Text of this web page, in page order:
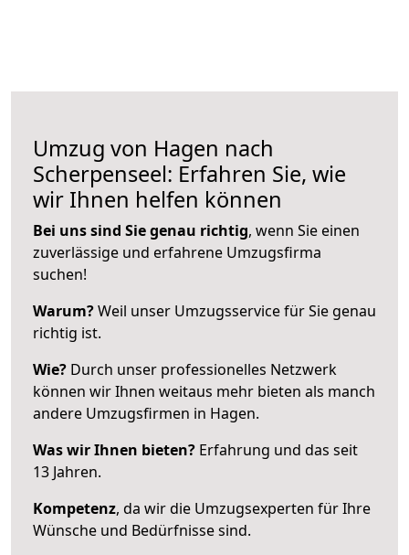
Umzug von Hagen nach
Scherpenseel: Erfahren Sie, wie
wir Ihnen helfen können
Bei uns sind Sie genau richtig, wenn Sie einen
zuverlässige und erfahrene Umzugsfirma
suchen!
Warum?Weil unser Umzugsservice für Sie genau
richtig ist.
Wie? Durch unser professionelles Netzwerk
können wir Ihnen weitaus mehr bieten als manch
andere Umzugsfirmen in Hagen.
Was wir Ihnen bieten? Erfahrung und das seit
13 Jahren.
Kompetenz, da wir die Umzugsexperten für Ihre
Wünsche und Bedürfnisse sind.